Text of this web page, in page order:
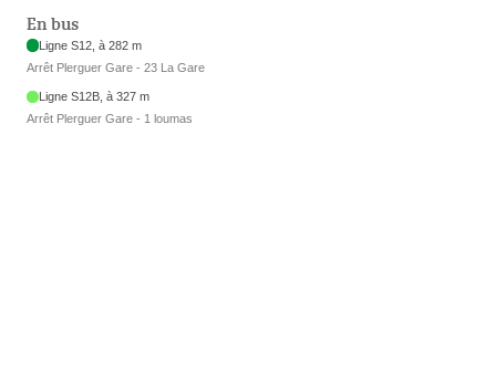
En bus
Ligne S12, à 282 m
Arrêt Plerguer Gare - 23 La Gare
Ligne S12B, à 327 m
Arrêt Plerguer Gare - 1 loumas